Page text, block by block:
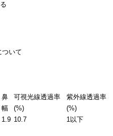
ついて
鼻
幅
可視光線透過率
(%)
紫外線透過率
(%)
1.9 10.7 1以下